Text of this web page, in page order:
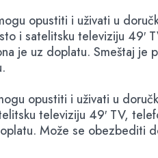
opustiti i uživati u
i satelitsku televiziju
je uz doplatu. Smeštaj
opustiti i uživati u
televiziju 49′ TV,
Može se